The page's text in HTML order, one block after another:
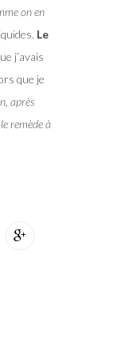
on en
Le
j’avais
que je
après
remède à